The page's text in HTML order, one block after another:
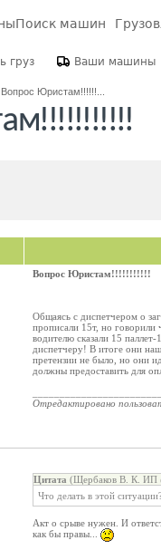
Поиск машин
груз Ваши машины
Вопрос Юристам!!!!!!...
Вопрос Юристам!!!!!!!!!!!
Общаясь с диспетчером о
прописали 15т, но говорили
водителю сказали 15
диспетчеру! В итоге они
претензии не было, но они
должны предоставить для
Отредактировано
Цитата (Щербаков В. К. ИП
Что делать в этой
Акт о срыве нужен. И
как бы правы...